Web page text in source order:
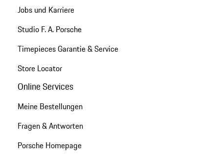
Jobs und Karriere
Studio F. A. Porsche
Timepieces Garantie & Service
Store Locator
Online Services
Meine Bestellungen
Fragen & Antworten
Porsche Homepage